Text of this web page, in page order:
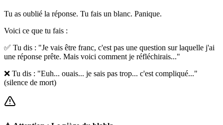
Tu as oublié la réponse. Tu fais un blanc. Panique.
Voici ce que tu fais :
✅ Tu dis : "Je vais être franc, c'est pas une question sur laquelle j'ai
une réponse prête. Mais voici comment je réfléchirais..."
❌ Tu dis : "Euh... ouais... je sais pas trop... c'est compliqué..."
(silence de mort)